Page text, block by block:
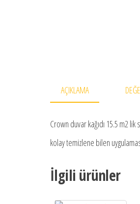
AÇIKLAMA
Crown duvar kağıdı 15.5 m2
kolay temizlene bilen
İlgili ürünler